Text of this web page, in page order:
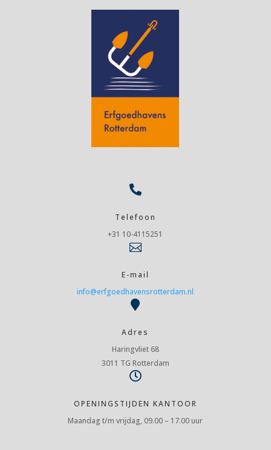

Telefoon
+31 10-4115251

E-mail
info@erfgoedhavensrotterdam.nl

Adres
Haringvliet 68
3011 TG Rotterdam

OPENINGSTIJDEN KANTOOR
Maandag t/m vrijdag, 09.00 – 17.00 uur